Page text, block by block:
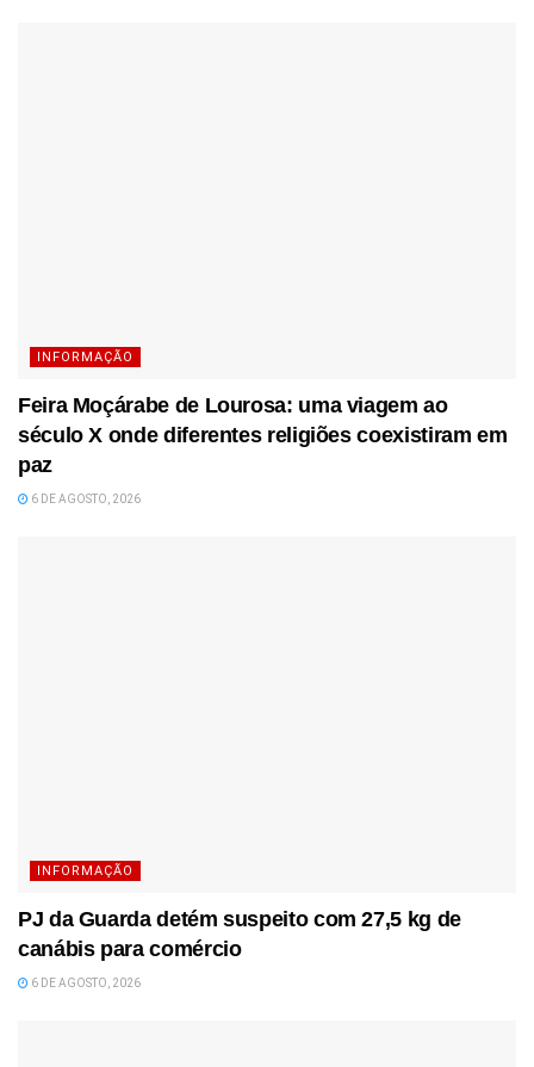
INFORMAÇÃO
Feira Moçárabe de Lourosa: uma viagem ao
século X onde diferentes religiões coexistiram em
paz
6 DE AGOSTO, 2026
INFORMAÇÃO
PJ da Guarda detém suspeito com 27,5 kg de
canábis para comércio
6 DE AGOSTO, 2026